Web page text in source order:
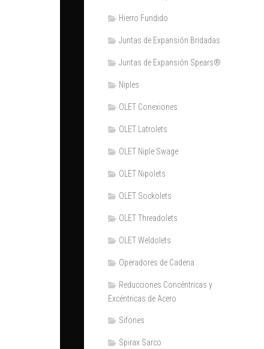
Hierro Fundido
Juntas de Expansión Bridadas
Juntas de Expansión Spears®
Niples
OLET Conexiones
OLET Latrolets
OLET Niple Swage
OLET Nipolets
OLET Sockolets
OLET Threadolets
OLET Weldolets
Operadores de Cadena
Reducciones Concéntricas y
Excéntricas de Acero
Sifones
Spirax Sarco